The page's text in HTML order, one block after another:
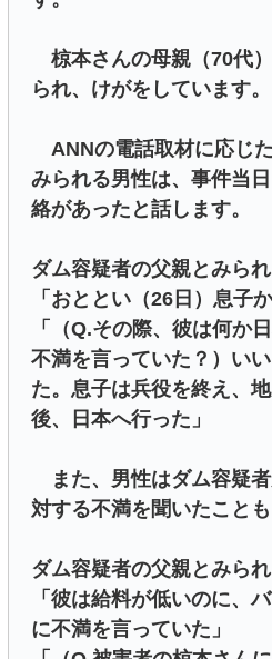
椋本さんの母親（70代
られ、けがをしています。
ANNの電話取材に応じ
みられる男性は、事件当
絡があったと話します。
ダム容疑者の父親とみら
「おととい（26日）息子
「（Q.その際、彼は何か
不満を言っていた？）い
た。息子は兵役を終え、
後、日本へ行った」
また、男性はダム容疑
対する不満を聞いたことも
ダム容疑者の父親とみら
「彼は給料が低いのに、
に不満を言っていた」